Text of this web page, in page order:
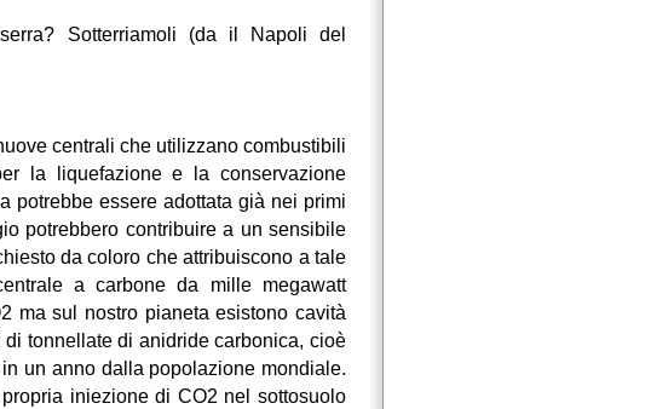
Sotterriamoli (da il Napoli del
centrali che utilizzano combustibili
la liquefazione e la conservazione
potrebbe essere adottata già nei primi
potrebbero contribuire a un sensibile
da coloro che attribuiscono a tale
a carbone da mille megawatt
ma sul nostro pianeta esistono cavità
tonnellate di anidride carbonica, cioè
un anno dalla popolazione mondiale.
iniezione di CO2 nel sottosuolo